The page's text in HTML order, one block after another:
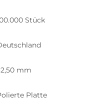
Stück
mm
Platte